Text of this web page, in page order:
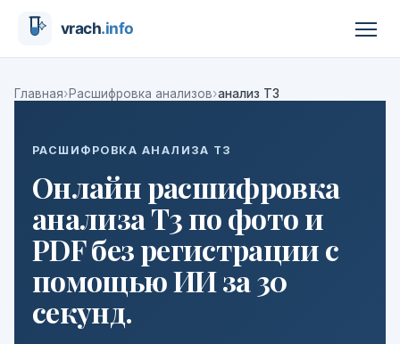
Главная›Расшифровка анализов›анализ Т3
РАСШИФРОВКА АНАЛИЗА Т3
Онлайн расшифровка
анализа Т3 по фото и
PDF без регистрации с
помощью ИИ за 30
секунд.